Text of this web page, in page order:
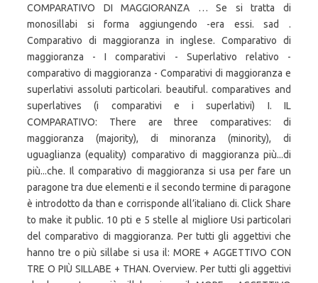
COMPARATIVO DI MAGGIORANZA … Se si tratta di
monosillabi si forma aggiungendo -era essi. sad .
Comparativo di maggioranza in inglese. Comparativo di
maggioranza - I comparativi - Superlativo relativo -
comparativo di maggioranza - Comparativi di maggioranza e
superlativi assoluti particolari. beautiful. comparatives and
superlatives (i comparativi e i superlativi) I. IL
COMPARATIVO: There are three comparatives: di
maggioranza (majority), di minoranza (minority), di
uguaglianza (equality) comparativo di maggioranza più...di
più...che. Il comparativo di maggioranza si usa per fare un
paragone tra due elementi e il secondo termine di paragone
è introdotto da than e corrisponde all’italiano di. Click Share
to make it public. 10 pti e 5 stelle al migliore Usi particolari
del comparativo di maggioranza. Per tutti gli aggettivi che
hanno tre o più sillabe si usa il: MORE + AGGETTIVO CON
TRE O PIÙ SILLABE + THAN. Overview. Per tutti gli aggettivi